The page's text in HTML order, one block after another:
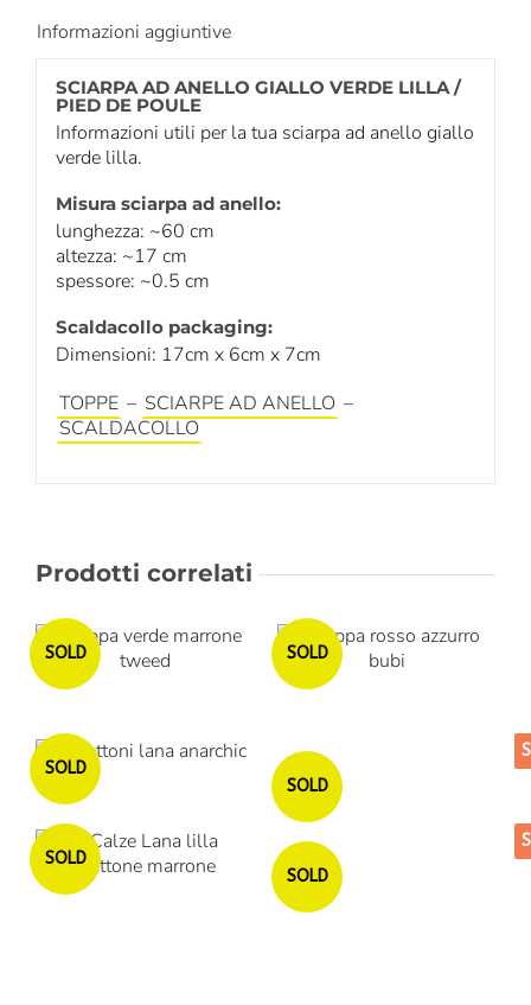
Informazioni aggiuntive
SCIARPA AD ANELLO GIALLO VERDE LILLA /
PIED DE POULE
Informazioni utili per la tua sciarpa ad anello giallo
verde lilla.
Misura sciarpa ad anello:
lunghezza: ~60 cm
altezza: ~17 cm
spessore: ~0.5 cm
Scaldacollo packaging:
Dimensioni: 17cm x 6cm x 7cm
TOPPE – SCIARPE AD ANELLO –
SCALDACOLLO
Prodotti correlati
Esaurito
SOLD
Esaurito
SOLD
Esaurito
SOLD
SOLD
Esaurito
SOLD
SOLD